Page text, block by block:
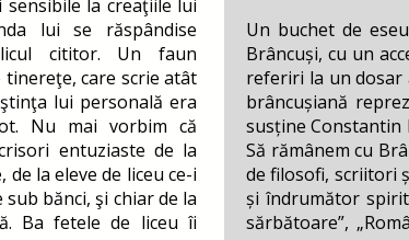
sensibile la creaţiile lui
lui se răspândise
cititor. Un faun
care scrie atât
lui personală era
Nu mai vorbim că
entuziaste de la
la eleve de liceu ce-i
bănci, şi chiar de la
Ba fetele de liceu îi
Un buchet de
Brâncuși, cu un
referiri la un dosar
brâncușiană
susține Constantin
Să rămânem cu
de filosofi, scriitori
și îndrumător
sărbătoare”,